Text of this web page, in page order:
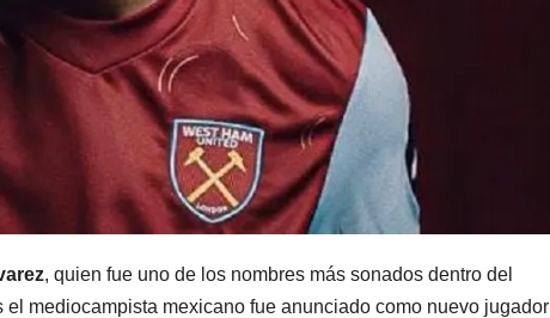
, quien fue uno de los nombres más sonados dentro del
el mediocampista mexicano fue anunciado como nuevo jugador